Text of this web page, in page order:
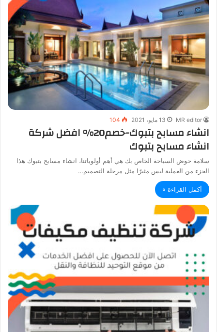
MR editor 13 مايو، 2021 104
انشاء مسابح بتبوك-خصم20% افضل شركة
انشاء مسابح بتبوك
سلامة حوض السباحة الخاص بك هي أهم أولوياتنا، انشاء مسابح بتبوك هذا
الجزء من العملية ليس مثيرًا مثل مرحلة التصميم…
أكمل القراءة »